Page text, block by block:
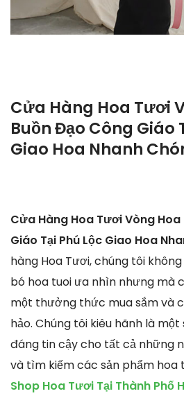
Cửa Hàng Hoa Tươi
Buồn Đạo Công Giáo
Giao Hoa Nhanh
Cửa Hàng Hoa Tươi Vòng
Giáo Tại Phú Lộc Giao Hoa
hàng Hoa Tươi, chúng tôi
bó hoa tuoi ưa nhìn nhưng mà
một thưởng thức mua sắm và
hảo. Chúng tôi kiêu hãnh là
đáng tin cậy cho tất cả những
và tìm kiếm các sản phẩm hoa
Shop Hoa Tươi Tại Thành Phố